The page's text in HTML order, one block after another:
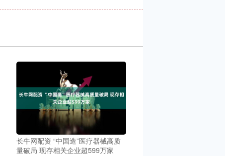
长牛网配资 “中国造”医疗器械高质
量破局 现存相关企业超599万家